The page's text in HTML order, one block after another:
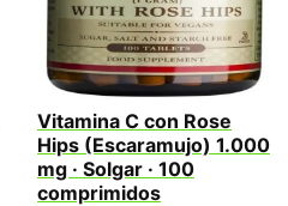
Vitamina C con Rose
Hips (Escaramujo) 1.000
mg · Solgar · 100
comprimidos